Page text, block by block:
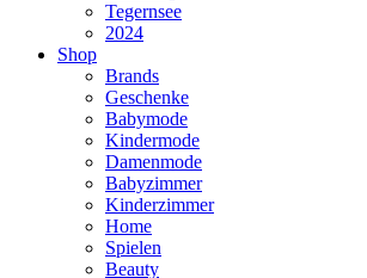
Tegernsee
2024
Shop
Brands
Geschenke
Babymode
Kindermode
Damenmode
Babyzimmer
Kinderzimmer
Home
Spielen
Beauty